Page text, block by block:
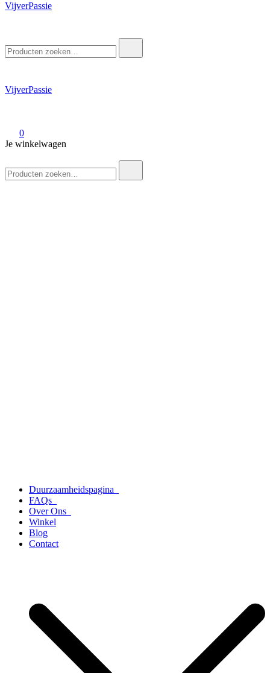
VijverPassie
naar:
VijverPassie
0
Je winkelwagen
naar:
Duurzaamheidspagina
FAQs
Over Ons
Winkel
Blog
Contact